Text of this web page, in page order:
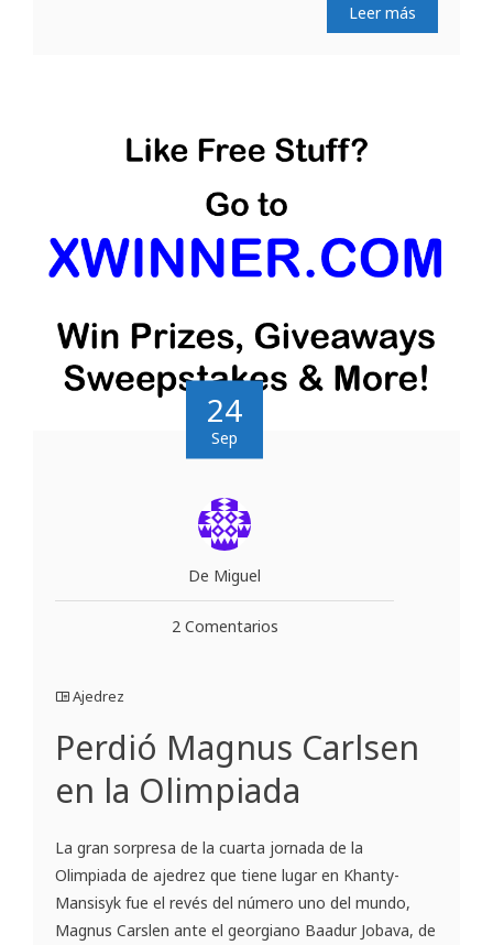
Leer más
24
Sep
De Miguel
2 Comentarios
Ajedrez
Perdió Magnus Carlsen
en la Olimpiada
La gran sorpresa de la cuarta jornada de la
Olimpiada de ajedrez que tiene lugar en Khanty-
Mansisyk fue el revés del número uno del mundo,
Magnus Carslen ante el georgiano Baadur Jobava, de